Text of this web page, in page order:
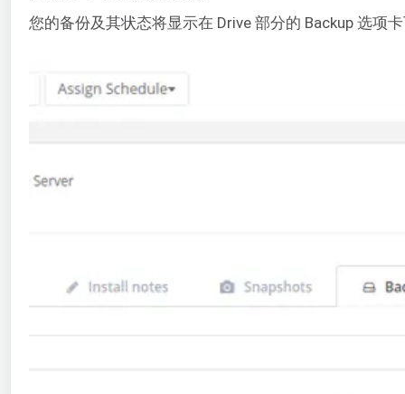
您的备份及其状态将显示在 Drive 部分的 Backup 选项